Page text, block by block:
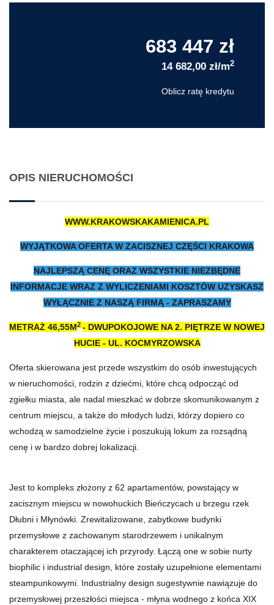
683 447 zł
14 682,00 zł/m2
Oblicz ratę kredytu
OPIS NIERUCHOMOŚCI
WWW.KRAKOWSKAKAMIENICA.PL
WYJĄTKOWA OFERTA W ZACISZNEJ CZĘŚCI KRAKOWA
NAJLEPSZĄ CENĘ ORAZ WSZYSTKIE NIEZBĘDNE
INFORMACJE WRAZ Z WYLICZENIAMI KOSZTÓW UZYSKASZ
WYŁĄCZNIE Z NASZĄ FIRMĄ - ZAPRASZAMY
METRAŻ 46,55M2 - DWUPOKOJOWE NA 2. PIĘTRZE W NOWEJ
HUCIE - UL. KOCMYRZOWSKA
Oferta skierowana jest przede wszystkim do osób inwestujących
w nieruchomości, rodzin z dziećmi, które chcą odpocząć od
zgiełku miasta, ale nadal mieszkać w dobrze skomunikowanym z
centrum miejscu, a także do młodych ludzi, którzy dopiero co
wchodzą w samodzielne życie i poszukują lokum za rozsądną
cenę i w bardzo dobrej lokalizacji.
Jest to kompleks złożony z 62 apartamentów, powstający w
zacisznym miejscu w nowohuckich Bieńczycach u brzegu rzek
Dłubni i Młynówki. Zrewitalizowane, zabytkowe budynki
przemysłowe z zachowanym starodrzewem i unikalnym
charakterem otaczającej ich przyrody. Łączą one w sobie nurty
biophilic i industrial design, które zostały uzupełnione elementami
steampunkowymi. Industrialny design sugestywnie nawiązuje do
przemysłowej przeszłości miejsca - młyna wodnego z końca XIX